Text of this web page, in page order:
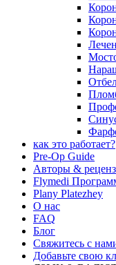
как это работает?
Pre-Op Guide
Авторы &
Flymedi
Plany Platezhey
О нас
FAQ
Блог
Свяжитесь с
Добавьте свою